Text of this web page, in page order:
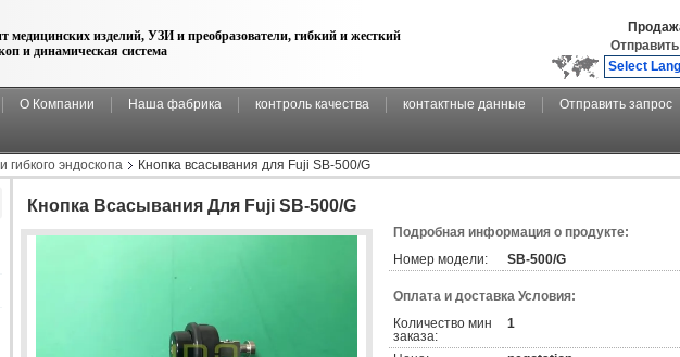
медицинских изделий, УЗИ и преобразователи, гибкий и жесткий
и динамическая система
Select
О Компании Наша фабрика контроль качества контактные данные Отправить запрос
гибкого эндоскопа Кнопка всасывания для Fuji SB-500/G
Кнопка Всасывания Для Fuji SB-500/G
Подробная информация о продукте:
Номер модели:
SB-500/G
Оплата и доставка Условия:
Количество мин
заказа:
1